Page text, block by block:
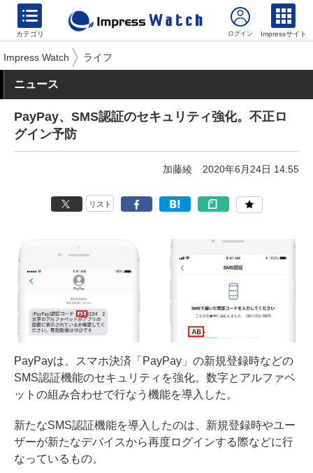
カテゴリ Impressサイト
Impress Watch ライフ
ニュース
PayPay、SMS認証のセキュリティ強化。不正ロ
グイン予防
加藤綾 2020年6月24日 14:55
リスト
PayPayは、スマホ決済「PayPay」の新規登録時などの
SMS認証機能のセキュリティを強化。数字とアルファベ
ットの組み合わせで行なう機能を導入した。
新たなSMS認証機能を導入したのは、新規登録時やユー
ザーが新たなデバイスから再度ログインする際などに行
なっているもの。